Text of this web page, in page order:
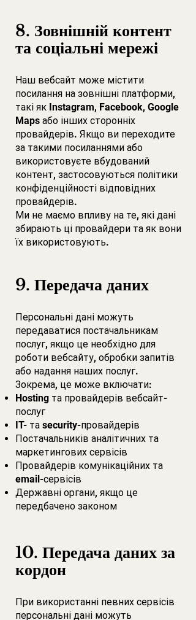
8. Зовнішній контент
та соціальні мережі
Наш вебсайт може містити
посилання на зовнішні платформи,
такі як Instagram, Facebook, Google
Maps або інших сторонніх
провайдерів. Якщо ви переходите
за такими посиланнями або
використовуєте вбудований
контент, застосовуються політики
конфіденційності відповідних
провайдерів.
Ми не маємо впливу на те, які дані
збирають ці провайдери та як вони
їх використовують.
9. Передача даних
Персональні дані можуть
передаватися постачальникам
послуг, якщо це необхідно для
роботи вебсайту, обробки запитів
або надання наших послуг.
Зокрема, це може включати:
Hosting та провайдерів вебсайт-
послуг
IT- та security-провайдерів
Постачальників аналітичних та
маркетингових сервісів
Провайдерів комунікаційних та
email-сервісів
Державні органи, якщо це
передбачено законом
10. Передача даних за
кордон
​При використанні певних сервісів
персональні дані можуть